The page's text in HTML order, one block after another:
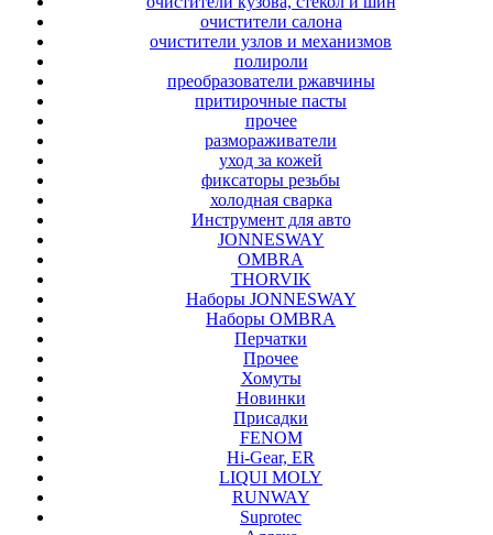
очистители салона
очистители узлов и механизмов
полироли
преобразователи ржавчины
притирочные пасты
прочее
размораживатели
уход за кожей
фиксаторы резьбы
холодная сварка
Инструмент для авто
JONNESWAY
OMBRA
THORVIK
Наборы JONNESWAY
Наборы OMBRA
Перчатки
Прочее
Хомуты
Новинки
Присадки
FENOM
Hi-Gear, ER
LIQUI MOLY
RUNWAY
Suprotec